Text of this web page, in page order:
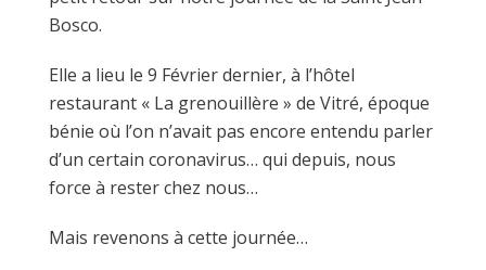
Bosco.
Elle a lieu le 9 Février dernier, à l’hôtel
restaurant « La grenouillère » de Vitré, époque
bénie où l’on n’avait pas encore entendu parler
d’un certain coronavirus… qui depuis, nous
force à rester chez nous…
Mais revenons à cette journée…